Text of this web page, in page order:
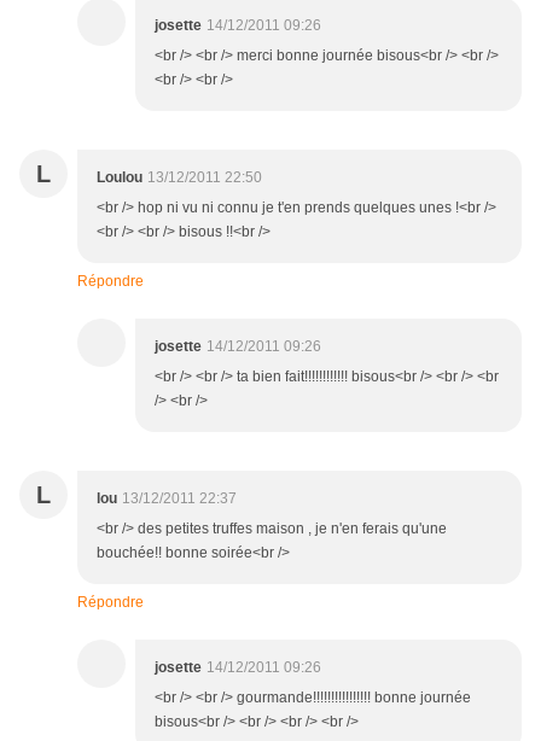
josette 14/12/2011 09:26
<br /> <br /> merci bonne journée bisous<br /> <br />
<br /> <br />
L Loulou 13/12/2011 22:50
<br /> hop ni vu ni connu je t'en prends quelques unes !<br />
<br /> <br /> bisous !!<br />
Répondre
josette 14/12/2011 09:26
<br /> <br /> ta bien fait!!!!!!!!!!!! bisous<br /> <br /> <br
/> <br />
L lou 13/12/2011 22:37
<br /> des petites truffes maison , je n'en ferais qu'une
bouchée!! bonne soirée<br />
Répondre
josette 14/12/2011 09:26
<br /> <br /> gourmande!!!!!!!!!!!!!!!! bonne journée
bisous<br /> <br /> <br /> <br />